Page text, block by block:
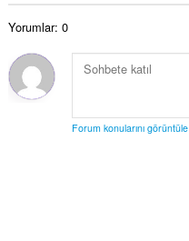
Yorumlar: 0
Forum konularını görüntüle